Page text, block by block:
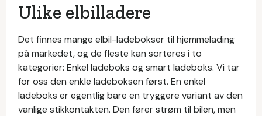
Ulike elbilladere
Det finnes mange elbil-ladebokser til hjemmelading
på markedet, og de fleste kan sorteres i to
kategorier: Enkel ladeboks og smart ladeboks. Vi tar
for oss den enkle ladeboksen først. En enkel
ladeboks er egentlig bare en tryggere variant av den
vanlige stikkontakten. Den fører strøm til bilen, men